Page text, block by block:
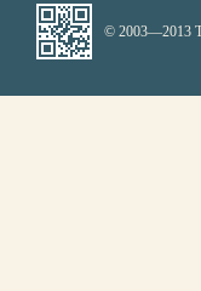
© 2003—2013